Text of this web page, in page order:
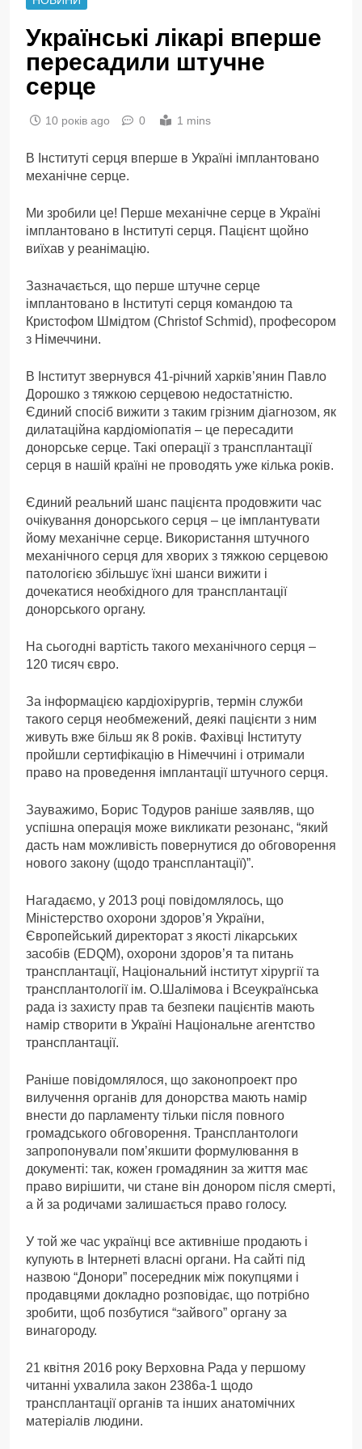
Українські лікарі вперше
пересадили штучне
серце
10 років ago 0 1 mins
В Інституті серця вперше в Україні імплантовано
механічне серце.
Ми зробили це! Перше механічне серце в Україні
імплантовано в Інституті серця. Пацієнт щойно
виїхав у реанімацію.
Зазначається, що перше штучне серце
імплантовано в Інституті серця командою та
Кристофом Шмідтом (Christof Schmid), професором
з Німеччини.
В Інститут звернувся 41-річний харків’янин Павло
Дорошко з тяжкою серцевою недостатністю.
Єдиний спосіб вижити з таким грізним діагнозом, як
дилатаційна кардіоміопатія – це пересадити
донорське серце. Такі операції з трансплантації
серця в нашій країні не проводять уже кілька років.
Єдиний реальний шанс пацієнта продовжити час
очікування донорського серця – це імплантувати
йому механічне серце. Використання штучного
механічного серця для хворих з тяжкою серцевою
патологією збільшує їхні шанси вижити і
дочекатися необхідного для трансплантації
донорського органу.
На сьогодні вартість такого механічного серця –
120 тисяч євро.
За інформацією кардіохірургів, термін служби
такого серця необмежений, деякі пацієнти з ним
живуть вже більш як 8 років. Фахівці Інституту
пройшли сертифікацію в Німеччині і отримали
право на проведення імплантації штучного серця.
Зауважимо, Борис Тодуров раніше заявляв, що
успішна операція може викликати резонанс, “який
дасть нам можливість повернутися до обговорення
нового закону (щодо трансплантації)”.
Нагадаємо, у 2013 році повідомлялось, що
Міністерство охорони здоров’я України,
Європейський директорат з якості лікарських
засобів (EDQM), охорони здоров’я та питань
трансплантації, Національний інститут хірургії та
трансплантології ім. О.Шалімова і Всеукраїнська
рада із захисту прав та безпеки пацієнтів мають
намір створити в Україні Національне агентство
трансплантації.
Раніше повідомлялося, що законопроект про
вилучення органів для донорства мають намір
внести до парламенту тільки після повного
громадського обговорення. Трансплантологи
запропонували пом’якшити формулювання в
документі: так, кожен громадянин за життя має
право вирішити, чи стане він донором після смерті,
а й за родичами залишається право голосу.
У той же час українці все активніше продають і
купують в Інтернеті власні органи. На сайті під
назвою “Донори” посередник між покупцями і
продавцями докладно розповідає, що потрібно
зробити, щоб позбутися “зайвого” органу за
винагороду.
21 квітня 2016 року Верховна Рада у першому
читанні ухвалила закон 2386а-1 щодо
трансплантації органів та інших анатомічних
матеріалів людини.